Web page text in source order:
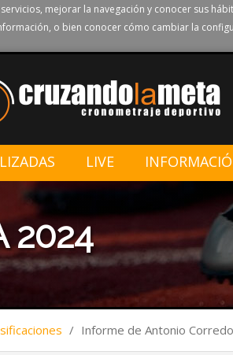
mejorar la navegación y conocer sus
o bien conocer cómo cambiar la
LIVE
2024
/ Informe de Antonio